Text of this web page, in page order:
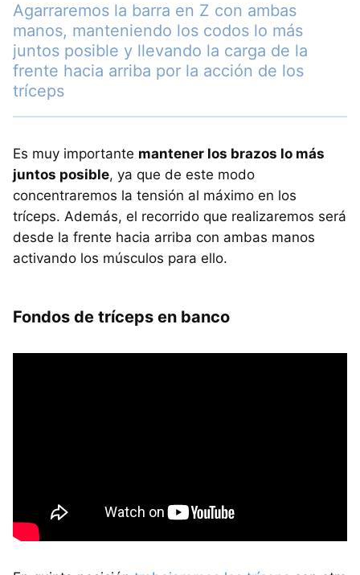
Agarraremos la barra en Z con ambas
manos, manteniendo los codos lo más
juntos posible y llevando la carga de la
frente hacia arriba por la acción de los
tríceps
Es muy importante mantener los brazos lo más
juntos posible, ya que de este modo
concentraremos la tensión al máximo en los
tríceps. Además, el recorrido que realizaremos será
desde la frente hacia arriba con ambas manos
activando los músculos para ello.
Fondos de tríceps en banco